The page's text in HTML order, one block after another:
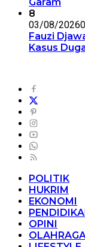
8
03/08/2026
Fauzi
Kasus
POLITIK
HUKRIM
EKONOMI
OPINI